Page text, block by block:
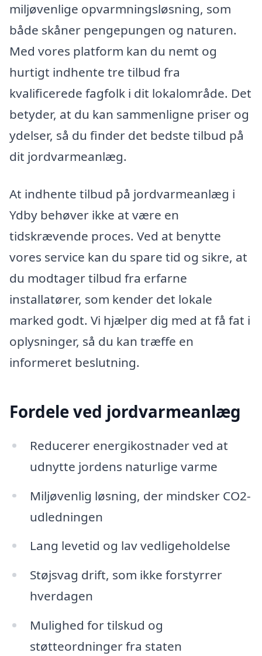
miljøvenlige opvarmningsløsning, som
både skåner pengepungen og naturen.
Med vores platform kan du nemt og
hurtigt indhente tre tilbud fra
kvalificerede fagfolk i dit lokalområde. Det
betyder, at du kan sammenligne priser og
ydelser, så du finder det bedste tilbud på
dit jordvarmeanlæg.
At indhente tilbud på jordvarmeanlæg i
Ydby behøver ikke at være en
tidskrævende proces. Ved at benytte
vores service kan du spare tid og sikre, at
du modtager tilbud fra erfarne
installatører, som kender det lokale
marked godt. Vi hjælper dig med at få fat i
oplysninger, så du kan træffe en
informeret beslutning.
Fordele ved jordvarmeanlæg
Reducerer energikostnader ved at
udnytte jordens naturlige varme
Miljøvenlig løsning, der mindsker CO2-
udledningen
Lang levetid og lav vedligeholdelse
Støjsvag drift, som ikke forstyrrer
hverdagen
Mulighed for tilskud og
støtteordninger fra staten